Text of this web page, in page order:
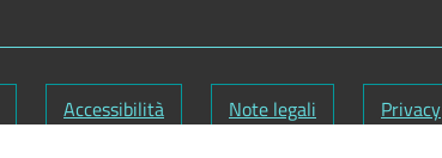
Accessibilità Note legali Privacy